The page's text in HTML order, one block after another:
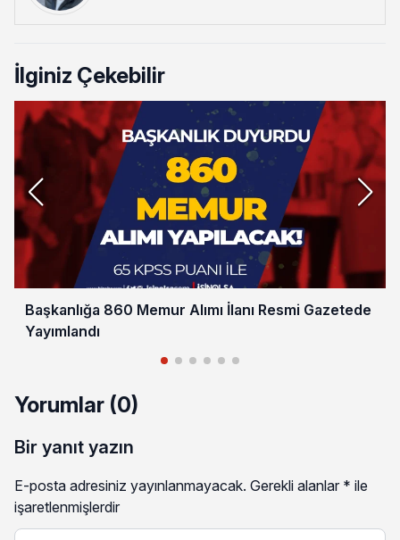
İlginiz Çekebilir
Başkanlığa 860 Memur Alımı İlanı Resmi Gazetede
Yayımlandı
Yorumlar (0)
Bir yanıt yazın
E-posta adresiniz yayınlanmayacak. Gerekli alanlar * ile
işaretlenmişlerdir